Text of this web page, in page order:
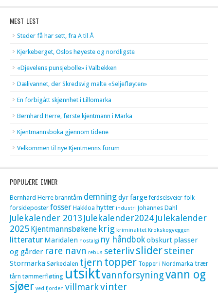
MEST LEST
Steder få har sett, fra A til Å
Kjerkeberget, Oslos høyeste og nordligste
«Djevelens punsjebolle» i Valbekken
Dælivannet, der Skredsvig malte «Seljefløyten»
En forbigått skjønnhet i Lillomarka
Bernhard Herre, første kjentmann i Marka
Kjentmannsboka gjennom tidene
Velkommen til nye Kjentmenns forum
POPULÆRE EMNER
Bernhard Herre branntårn demningdyrfarge ferdselsveier folk
forsideposter fosser Hakkloa hytter industri Johannes Dahl
Julekalender 2013 Julekalender2024 Julekalender
2025 Kjentmannsbøkene krig kriminalitet Krokskogveggen
litteratur Maridalen nostalgi ny håndbokobskurt plasser
og gårder rare navn rebus seterlivslidersteiner
Stormarka Sørkedalen tjern topper Topper i Nordmarka trær
tårn tømmerfløting utsiktvannforsyningvann og
sjøer ved fjorden villmarkvinter